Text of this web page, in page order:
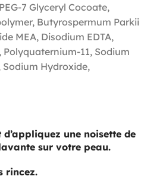
7 Glyceryl Cocoate,
Butyrospermum Parkii
MEA, Disodium EDTA,
11, Sodium
Hydroxide,
une noisette de
sur votre peau.
rincez.